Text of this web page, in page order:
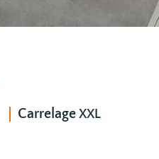
Carrelage XXL